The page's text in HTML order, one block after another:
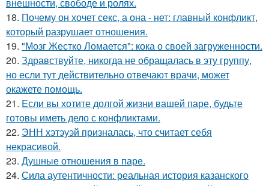
внешности, свободе и ролях.
18. Почему он хочет секс, а она - нет: главный конфликт,
который разрушает отношения.
19. "Мозг Жестко Ломается": кока о своей загруженности.
20. Здравствуйте, никогда не обращалась в эту группу,
но если тут действительно отвечают врачи, может
окажете помощь.
21. Eсли вы хотите долгой жизни вашей паре, будьте
готовы иметь дело с конфликтами.
22. ЭНН хэтэуэй призналась, что считает себя
некрасивой.
23. Душные отношения в паре.
24. Сила аутентичности: реальная история казанского